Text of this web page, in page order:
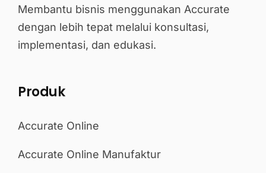
Membantu bisnis menggunakan Accurate
dengan lebih tepat melalui konsultasi,
implementasi, dan edukasi.
Produk
Accurate Online
Accurate Online Manufaktur